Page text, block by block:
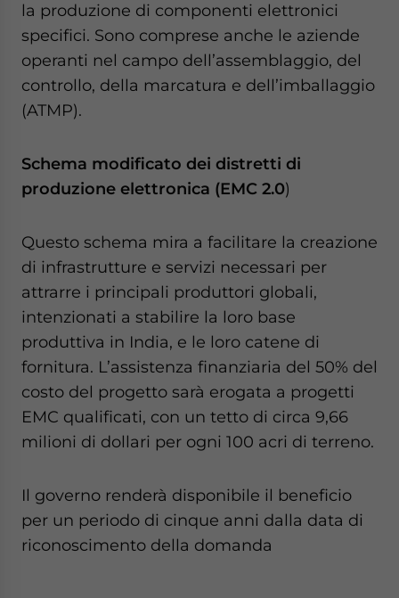
la produzione di componenti elettronici
specifici. Sono comprese anche le aziende
operanti nel campo dell’assemblaggio, del
controllo, della marcatura e dell’imballaggio
(ATMP).
Schema modificato dei distretti di
produzione elettronica (EMC 2.0)
Questo schema mira a facilitare la creazione
di infrastrutture e servizi necessari per
attrarre i principali produttori globali,
intenzionati a stabilire la loro base
produttiva in India, e le loro catene di
fornitura. L’assistenza finanziaria del 50% del
costo del progetto sarà erogata a progetti
EMC qualificati, con un tetto di circa 9,66
milioni di dollari per ogni 100 acri di terreno.
Il governo renderà disponibile il beneficio
per un periodo di cinque anni dalla data di
riconoscimento della domanda